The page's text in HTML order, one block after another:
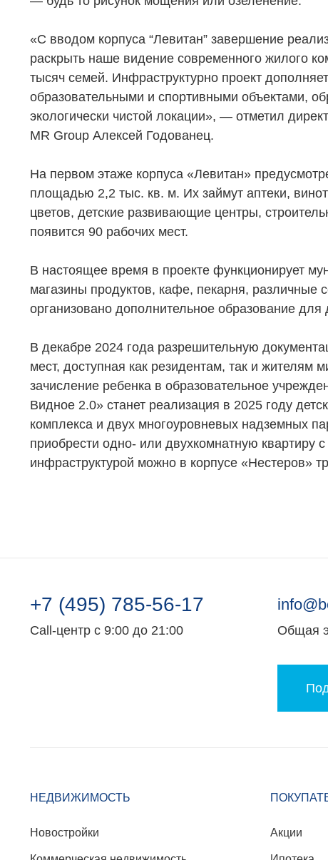
«С вводом корпуса “Левитан” завершение
раскрыть наше видение современного жилого
тысяч семей. Инфраструктурно проект
образовательными и спортивными объектами,
экологически чистой локации», — отметил
MR Group Алексей Годованец.
На первом этаже корпуса «Левитан»
площадью 2,2 тыс. кв. м. Их займут аптеки,
цветов, детские развивающие центры,
появится 90 рабочих мест.
В настоящее время в проекте функционирует
магазины продуктов, кафе, пекарня, различные
организовано дополнительное образование для
В декабре 2024 года разрешительную
мест, доступная как резидентам, так и жителям
зачисление ребенка в образовательное
Видное 2.0» станет реализация в 2025 году
комплекса и двух многоуровневых надземных
приобрести одно- или двухкомнатную
инфраструктурой можно в корпусе «Нестеров»
+7 (495) 785-56-17
Call-центр с 9:00 до 21:00 Общая
НЕДВИЖИМОСТЬ
Новостройки Акции